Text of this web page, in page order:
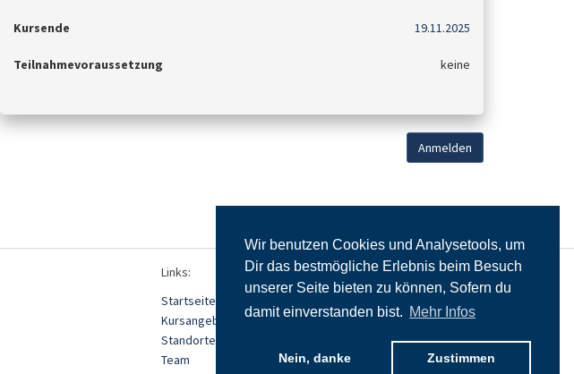
Wir benutzen Cookies und Analysetools, um
Dir das bestmögliche Erlebnis beim Besuch
unserer Seite bieten zu können, Sofern du
damit einverstanden bist. Mehr Infos
Nein, danke Zustimmen
Kursende 19.11.2025
Teilnahmevoraussetzung keine
Anmelden
Links:
Startseite
Kursangebot
Standorte
Team